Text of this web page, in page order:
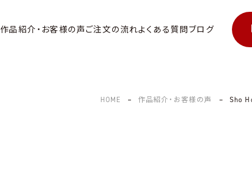
作品紹介・お客様の声ご注文の流れよくある質問ブログ
HOME 作品紹介・お客様の声 Sho